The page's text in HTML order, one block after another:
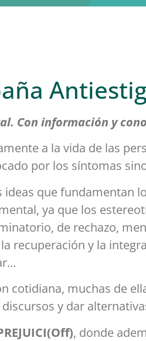
Con información y
a la vida de las
por los síntomas
que fundamentan
ya que los
de rechazo,
recuperación y la
cotidiana, muchas de
y dar
, donde